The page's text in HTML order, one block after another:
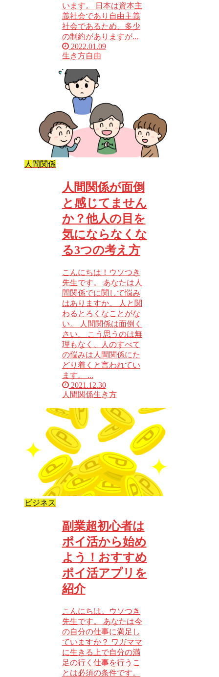
います。 日本は資本主
義社会であり自由主義
社会であるため、多少
の制約がありますが...
2022.01.09
生き方自由
人間関係
人間関係が面倒
と感じてません
か？他人の目を
気にならなくな
る3つの考え方
こんにちは！ウソつき
先生です。 あなたは人
間関係でに関して悩み
はありますか。 人と関
わるとろくなことがな
い。 人間関係は面倒く
さい。 こう思うのは無
理もなく、人のすべて
の悩みは人間関係にた
どり着くと言われてい
ます。 ...
2021.12.30
人間関係生き方
ビジネス
副業超初心者は
ポイ活から始め
よう！おすすめ
ポイ活アプリを
紹介
こんにちは。ウソつき
先生です。 あなたは今
の自分の仕事に満足し
ていますか？ ワガママ
に生きる上で自分の満
足の行く仕事を行うこ
とは必須の条件です。